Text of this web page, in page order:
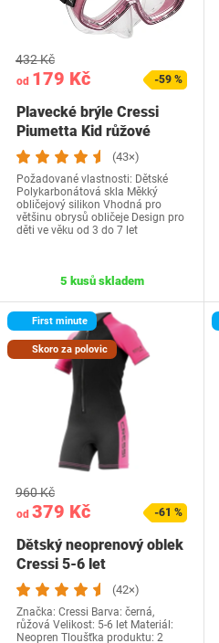
od 179 Kč
432 Kč
-59 %
Plavecké brýle Cressi
Piumetta Kid růžové
(43×)
Požadované vlastnosti: Dětské
Polykarbonátová skla Měkký
obličejový silikon Vhodná pro
většinu obrysů obličeje Design pro
děti ve věku od 3 do 7 let
5 kusů skladem
First minute
Skoro za polovic
od 379 Kč
960 Kč
-61 %
Dětský neoprenový oblek
Cressi 5-6 let
(42×)
Značka: Cressi Barva: černá,
růžová Velikost: 5-6 let Materiál:
Neopren Tloušťka produktu: 2